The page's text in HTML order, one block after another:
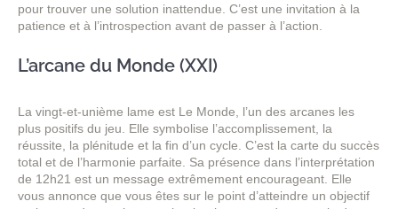
pour trouver une solution inattendue. C’est une invitation à la
patience et à l’introspection avant de passer à l’action.
L’arcane du Monde (XXI)
La vingt-et-unième lame est Le Monde, l’un des arcanes les
plus positifs du jeu. Elle symbolise l’accomplissement, la
réussite, la plénitude et la fin d’un cycle. C’est la carte du succès
total et de l’harmonie parfaite. Sa présence dans l’interprétation
de 12h21 est un message extrêmement encourageant. Elle
vous annonce que vous êtes sur le point d’atteindre un objectif